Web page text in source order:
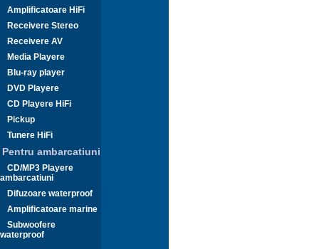
Amplificatoare HiFi
Receivere Stereo
Receivere AV
Media Playere
Blu-ray player
DVD Playere
CD Playere HiFi
Pickup
Tunere HiFi
Pentru ambarcatiuni
CD/MP3 Playere
ambarcatiuni
Difuzoare waterproof
Amplificatoare marine
Subwoofere
waterproof